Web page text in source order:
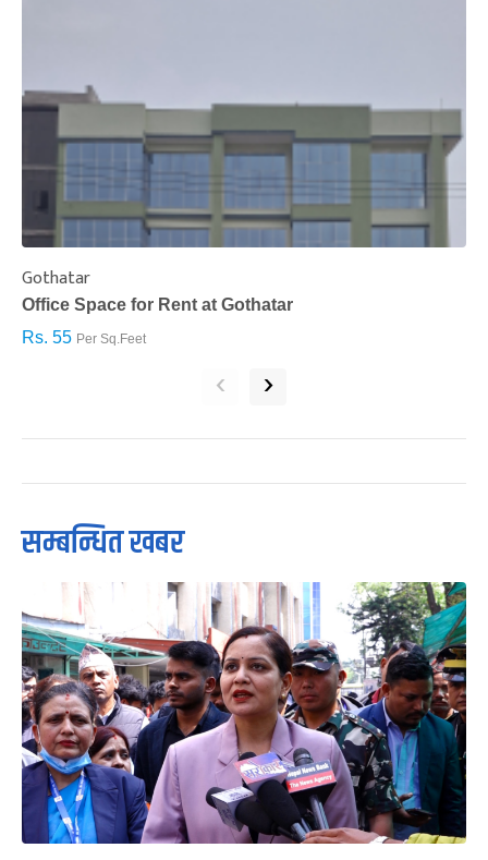
Gothatar
Office Space for Rent at Gothatar
Rs. 55 Per Sq.Feet
‹ ›
सम्बन्धित खबर